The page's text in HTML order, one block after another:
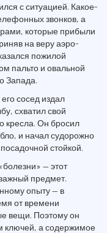
с ситуацией. Какое-
звонков, а
которые прибыли
на веру аэро-
пожилой
пальто и овальной
Запада.
сосед издал
схватил свой
кресла. Он бросил
и начал судорожно
стойкой.
— этот
предмет.
опыту — в
от времени
вещи. Поэтому он
ключей, а содержимое